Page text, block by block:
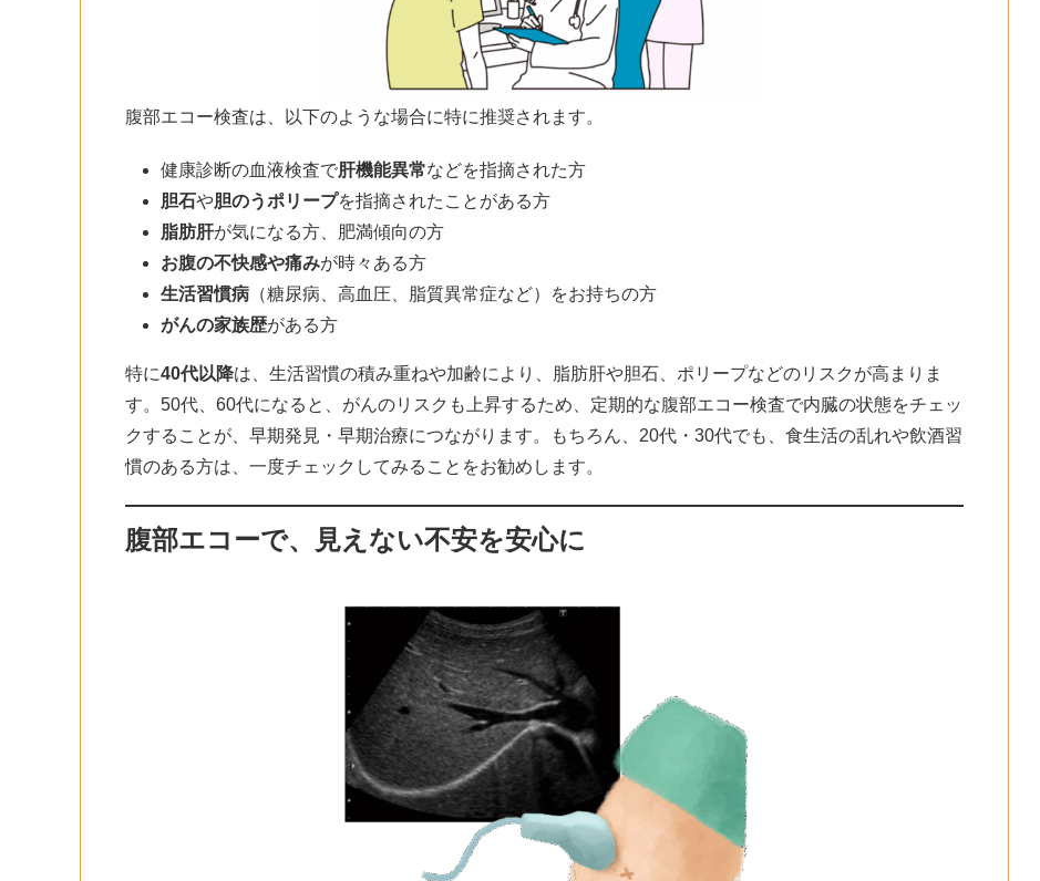
腹部エコー検査は、以下のような場合に特に推奨されます。
健康診断の血液検査で肝機能異常などを指摘された方
胆石や胆のうポリープを指摘されたことがある方
脂肪肝が気になる方、肥満傾向の方
お腹の不快感や痛みが時々ある方
生活習慣病 （糖尿病、高血圧、脂質異常症など）をお持ちの方
がんの家族歴がある方
特に40代以降は、生活習慣の積み重ねや加齢により、脂肪肝や胆石、ポリープなどのリスクが高まりま
す。50代、60代になると、がんのリスクも上昇するため、定期的な腹部エコー検査で内臓の状態をチェッ
クすることが、早期発見・早期治療につながります。もちろん、20代・30代でも、食生活の乱れや飲酒習
慣のある方は、一度チェックしてみることをお勧めします。
腹部エコーで、見えない不安を安心に